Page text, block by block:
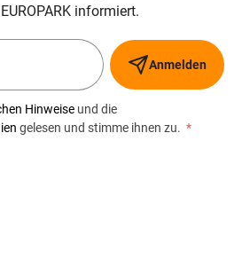
informiert.
Anmelden
Hinweise und die
gelesen und stimme ihnen zu. *